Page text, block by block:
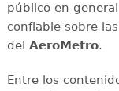
público en
confiable sobre
del AeroMetro.
Entre los